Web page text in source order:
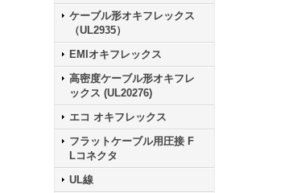
ケーブル形オキフレックス
（UL2935）
EMIオキフレックス
高密度ケーブル形オキフレ
ックス (UL20276)
エコ オキフレックス
フラットケーブル用圧接 F
Lコネクタ
UL線